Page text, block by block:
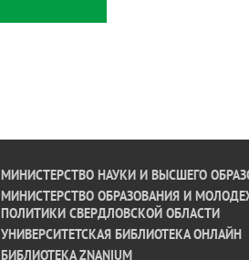
МИНИСТЕРСТВО НАУКИ И ВЫСШЕГО
МИНИСТЕРСТВО ОБРАЗОВАНИЯ И
ПОЛИТИКИ СВЕРДЛОВСКОЙ ОБЛАСТИ
УНИВЕРСИТЕТСКАЯ БИБЛИОТЕКА ОНЛАЙН
БИБЛИОТЕКА ZNANIUM